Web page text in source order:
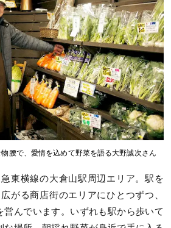
腰で、愛情を込めて野菜を語る大野誠次さん
東横線の大倉山駅周辺エリア。駅を
がる商店街のエリアにひとつずつ、
営んでいます。いずれも駅から歩いて